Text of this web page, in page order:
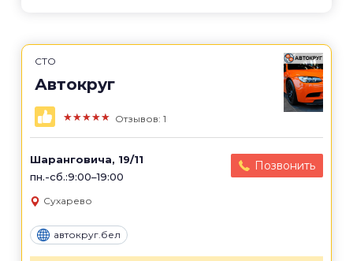
СТО
Автокруг
★★★★★ Отзывов: 1
Шаранговича, 19/11
пн.-сб.:9:00–19:00
Позвонить
Сухарево
автокруг.бел